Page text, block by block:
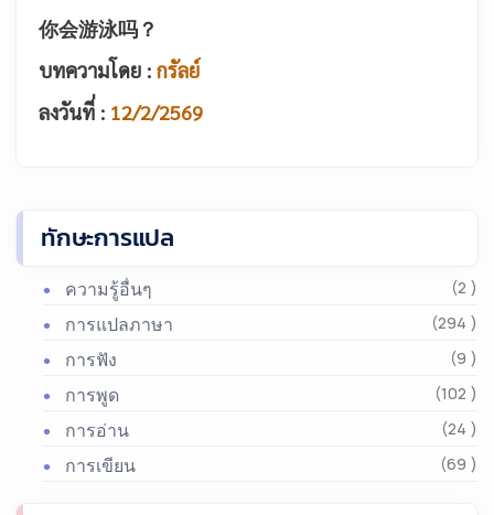
你会游泳吗？
บทความโดย : กรัลย์
ลงวันที่ : 12/2/2569
ทักษะการแปล
ความรู้อื่นๆ (2 )
การแปลภาษา (294 )
การฟัง (9 )
การพูด (102 )
การอ่าน (24 )
การเขียน (69 )